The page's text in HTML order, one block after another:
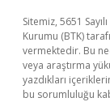
Sitemiz, 5651
Kurumu (BTK)
vermektedir. Bu
veya araştırma
yazdıkları
bu sorumluluğu